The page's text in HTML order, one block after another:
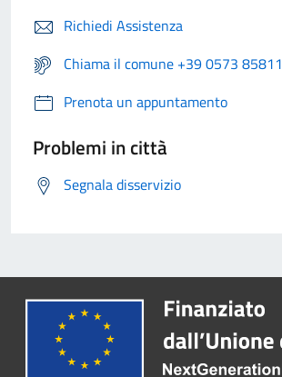
Richiedi Assistenza
Chiama il comune +39 0573 85811
Prenota un appuntamento
Problemi in città
Segnala disservizio